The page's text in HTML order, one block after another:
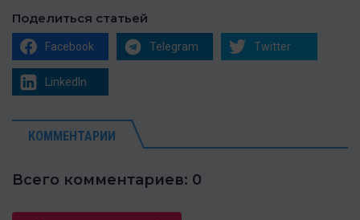
Поделиться статьей
Facebook Telegram Twitter
LinkedIn
КОММЕНТАРИИ
Всего комментариев: 0